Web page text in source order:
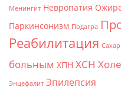
Менингит Невропатия
Паркинсонизм Подагра
Реабилитация
больным ХПН ХСН
Энцефалит Эпилепсия